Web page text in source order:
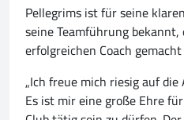
Pellegrims ist für seine
seine Teamführung
erfolgreichen Coach
„Ich freue mich riesig auf
Es ist mir eine große Ehre